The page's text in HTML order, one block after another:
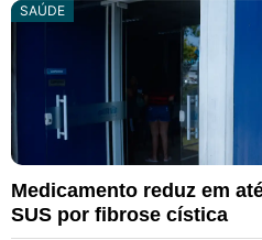
SAÚDE
Medicamento reduz em
SUS por fibrose cística